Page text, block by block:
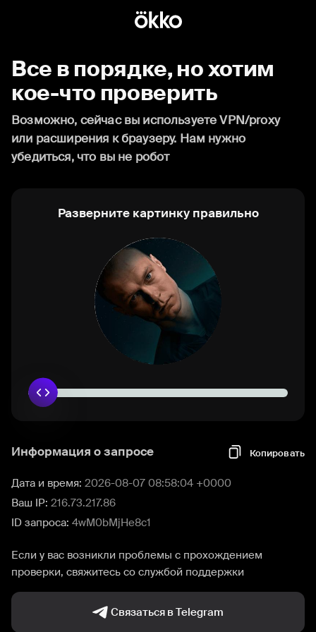
Все в порядке, но хотим
кое-что проверить
Возможно, сейчас вы используете VPN/proxy
или расширения к браузеру. Нам нужно
убедиться, что вы не робот
Разверните картинку правильно
Информация о запросе Копировать
Дата и время: 2026-08-07 08:58:04 +0000
Ваш IP: 216.73.217.86
ID запроса: 4wM0bMjHe8c1
Если у вас возникли проблемы с прохождением
проверки, свяжитесь со службой поддержки
Связаться в Telegram